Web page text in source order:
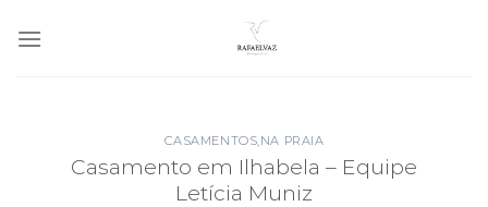
CASAMENTOS,NA PRAIA
Casamento em Ilhabela – Equipe
Letícia Muniz